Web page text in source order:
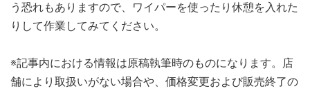
う恐れもありますので、ワイパーを使ったり休憩を入れた
りして作業してみてください。
※記事内における情報は原稿執筆時のものになります。店
舗により取扱いがない場合や、価格変更および販売終了の